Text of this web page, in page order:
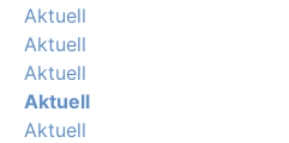
Aktuell
Aktuell
Aktuell
Aktuell
Aktuell